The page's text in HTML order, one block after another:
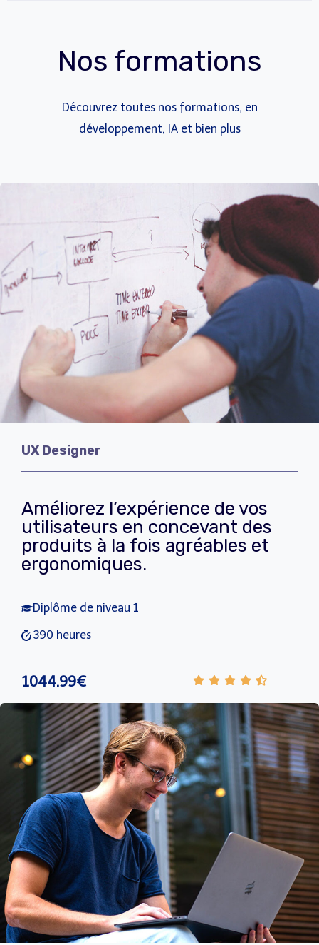
Nos formations​
Découvrez toutes nos formations, en
développement, IA et bien plus
UX Designer
Améliorez l’expérience de vos
utilisateurs en concevant des
produits à la fois agréables et
ergonomiques.
Diplôme de niveau 1
390 heures
1044.99€